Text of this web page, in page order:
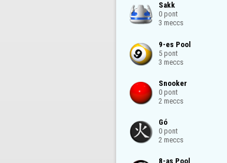
Sakk
0 pont
3 meccs
9-es Pool
5 pont
3 meccs
Snooker
0 pont
2 meccs
Gó
0 pont
2 meccs
8-as Pool